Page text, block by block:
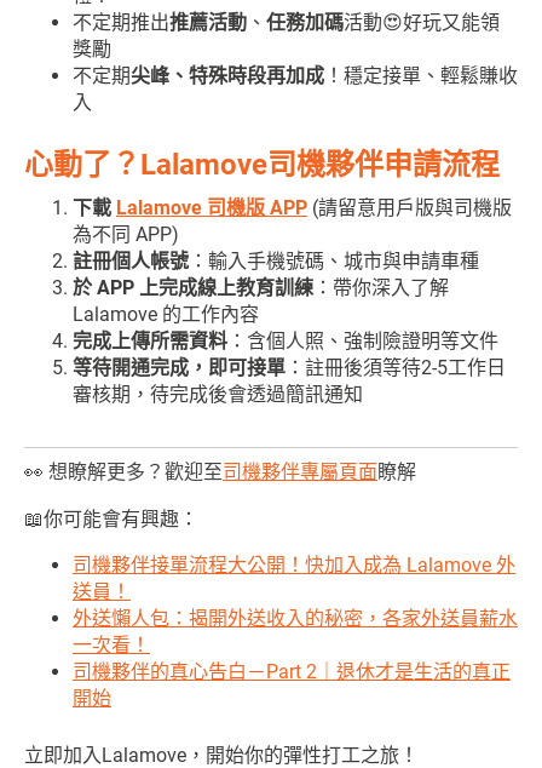
不定期推出推薦活動 、 任務加碼活動😍好玩又能領
獎勵
不定期尖峰、特殊時段再加成 ！穩定接單、輕鬆賺收
入
心動了？Lalamove司機夥伴申請流程
下載 Lalamove 司機版 APP (請留意用戶版與司機版
為不同 APP)
註冊個人帳號 ：輸入手機號碼、城市與申請車種
於 APP 上完成線上教育訓練 ：帶你深入了解
Lalamove 的工作內容
完成上傳所需資料 ：含個人照、強制險證明等文件
等待開通完成，即可接單 ：註冊後須等待2-5工作日
審核期，待完成後會透過簡訊通知
👀 想瞭解更多？歡迎至司機夥伴專屬頁面瞭解
📖你可能會有興趣：
司機夥伴接單流程大公開！快加入成為 Lalamove 外
送員！
外送懶人包：揭開外送收入的秘密，各家外送員薪水
一次看！
司機夥伴的真心告白－Part 2｜退休才是生活的真正
開始
立即加入Lalamove，開始你的彈性打工之旅！